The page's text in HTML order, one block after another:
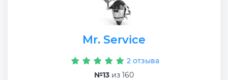
Mr. Service
2 отзыва
№13 из 160